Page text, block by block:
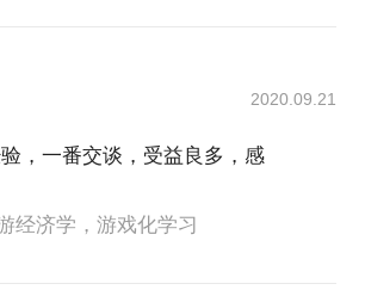
2020.09.21
，一番交谈，受益良多，感
经济学，游戏化学习